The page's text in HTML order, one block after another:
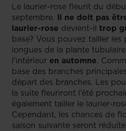
Le laurier-rose fleurit du
septembre. Il ne doit pas
laurier-rose devient-il trop
base? Vous pouvez tailler
longues de la plante
l’intérieur en automne.
base des branches
départ des branches. Les
la suite fleuriront l’été
également tailler le laurier-
Cependant, les chances de
saison suivante seront